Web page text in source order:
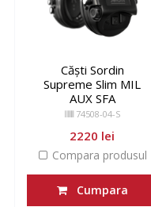
Căști Sordin
Supreme Slim MIL
AUX SFA
74508-04-S
2220 lei
Compara produsul
Cumpara